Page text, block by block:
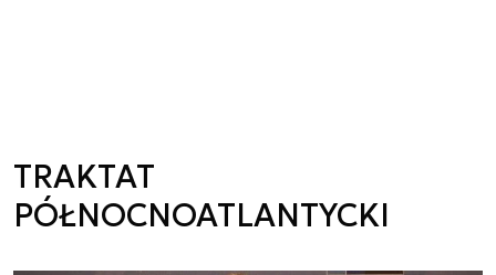
TRAKTAT
PÓŁNOCNOATLANTYCKI